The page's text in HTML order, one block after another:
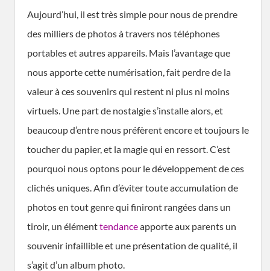
Aujourd’hui, il est très simple pour nous de prendre
des milliers de photos à travers nos téléphones
portables et autres appareils. Mais l’avantage que
nous apporte cette numérisation, fait perdre de la
valeur à ces souvenirs qui restent ni plus ni moins
virtuels. Une part de nostalgie s’installe alors, et
beaucoup d’entre nous préfèrent encore et toujours le
toucher du papier, et la magie qui en ressort. C’est
pourquoi nous optons pour le développement de ces
clichés uniques. Afin d’éviter toute accumulation de
photos en tout genre qui finiront rangées dans un
tiroir, un élémenttendanceapporte aux parents un
souvenir infaillible et une présentation de qualité, il
s’agit d’un album photo.